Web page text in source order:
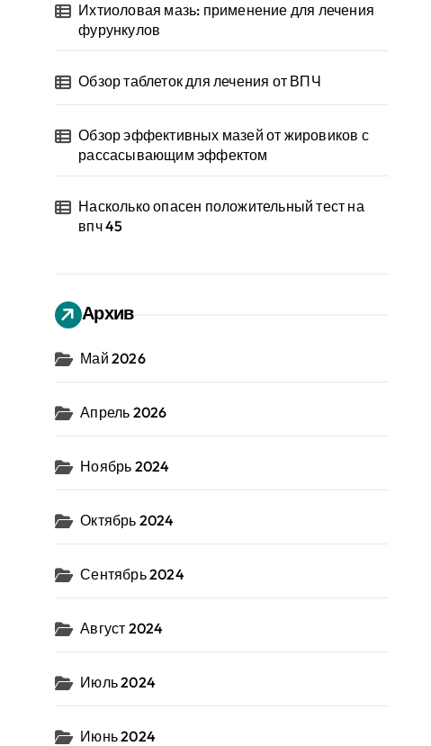
Ихтиоловая мазь: применение для лечения
фурункулов
Обзор таблеток для лечения от ВПЧ
Обзор эффективных мазей от жировиков с
рассасывающим эффектом
Насколько опасен положительный тест на
впч 45
Архив
Май 2026
Апрель 2026
Ноябрь 2024
Октябрь 2024
Сентябрь 2024
Август 2024
Июль 2024
Июнь 2024